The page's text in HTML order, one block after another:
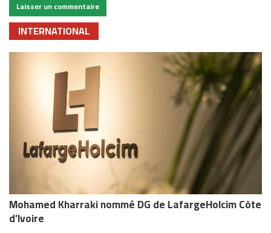
INTERNATIONAL
Mohamed Kharraki nommé DG de LafargeHolcim Côte
d’Ivoire